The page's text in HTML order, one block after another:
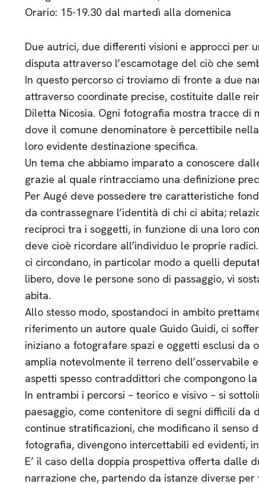
Orario: 15-19.30 dal martedì alla domenica
Due autrici, due differenti visioni e approcci per
disputa attraverso l’escamotage del ciò che
In questo percorso ci troviamo di fronte a due
attraverso coordinate precise, costituite dalle
Diletta Nicosia. Ogni fotografia mostra tracce
dove il comune denominatore è percettibile
loro evidente destinazione specifica.
Un tema che abbiamo imparato a conoscere
grazie al quale rintracciamo una definizione
Per Augé deve possedere tre caratteristiche
da contrassegnare l’identità di chi ci abita;
reciproci tra i soggetti, in funzione di una loro
deve cioè ricordare all’individuo le proprie
ci circondano, in particolar modo a quelli
libero, dove le persone sono di passaggio, vi
abita.
Allo stesso modo, spostandoci in ambito
riferimento un autore quale Guido Guidi, ci
iniziano a fotografare spazi e oggetti esclusi da
amplia notevolmente il terreno dell’osservabile
aspetti spesso contraddittori che compongono
In entrambi i percorsi – teorico e visivo – si
paesaggio, come contenitore di segni difficili
continue stratificazioni, che modificano il senso
fotografia, divengono intercettabili ed evidenti,
E’ il caso della doppia prospettiva offerta dalle
narrazione che, partendo da istanze diverse